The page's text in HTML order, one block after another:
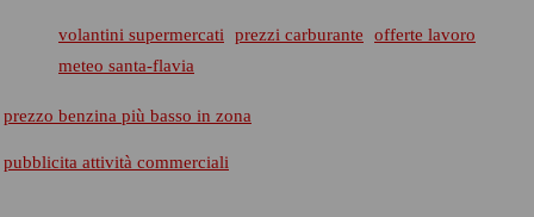
volantini supermercati prezzi carburante
offerte lavoro
meteo santa-flavia
prezzo benzina più basso in zona
pubblicita attività commerciali